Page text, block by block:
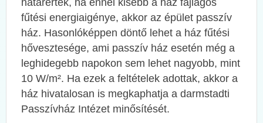
fűtési energiaigénye, akkor az épület passzív
ház. Hasonlóképpen döntő lehet a ház fűtési
hővesztesége, ami passzív ház esetén még a
leghidegebb napokon sem lehet nagyobb, mint
10 W/m². Ha ezek a feltételek adottak, akkor a
ház hivatalosan is megkaphatja a darmstadti
Passzívház Intézet minősítését.